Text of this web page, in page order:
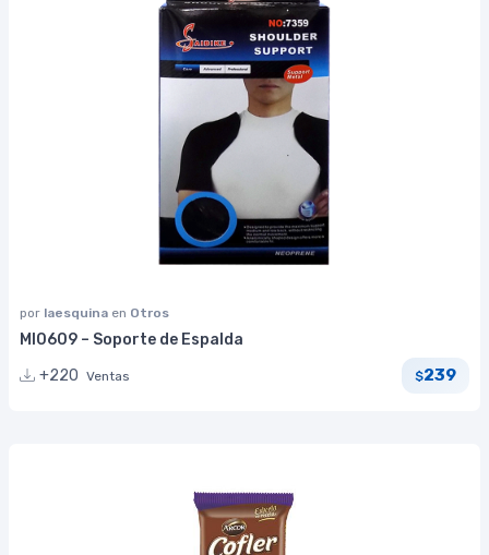
por laesquina en Otros
MI0609 – Soporte de Espalda
+220 Ventas $239